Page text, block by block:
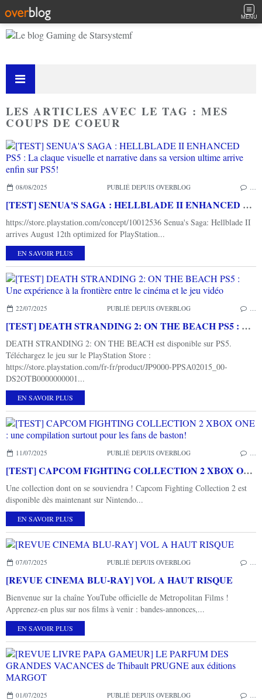
MENU
LES ARTICLES AVEC LE TAG : MES
COUPS DE COEUR
08/08/2025 PUBLIÉ DEPUIS OVERBLOG
[TEST] SENUA'S SAGA : HELLBLADE II ENHANCED PS5 : La claque visuelle et narrative dans sa version ultime arrive enfin sur PS5!
https://store.playstation.com/concept/10012536 Senua's Saga: Hellblade II
arrives August 12th optimized for PlayStation...
EN SAVOIR PLUS
22/07/2025 PUBLIÉ DEPUIS OVERBLOG
[TEST] DEATH STRANDING 2: ON THE BEACH PS5 : Une expérience à la frontière entre le cinéma et le jeu vidéo
DEATH STRANDING 2: ON THE BEACH est disponible sur PS5.
Téléchargez le jeu sur le PlayStation Store :
https://store.playstation.com/fr-fr/product/JP9000-PPSA02015_00-
DS2OTB0000000001...
EN SAVOIR PLUS
11/07/2025 PUBLIÉ DEPUIS OVERBLOG
[TEST] CAPCOM FIGHTING COLLECTION 2 XBOX ONE : une compilation surtout pour les fans de baston!
Une collection dont on se souviendra ! Capcom Fighting Collection 2 est
disponible dès maintenant sur Nintendo...
EN SAVOIR PLUS
07/07/2025 PUBLIÉ DEPUIS OVERBLOG
[REVUE CINEMA BLU-RAY] VOL A HAUT RISQUE
Bienvenue sur la chaîne YouTube officielle de Metropolitan Films !
Apprenez-en plus sur nos films à venir : bandes-annonces,...
EN SAVOIR PLUS
01/07/2025 PUBLIÉ DEPUIS OVERBLOG